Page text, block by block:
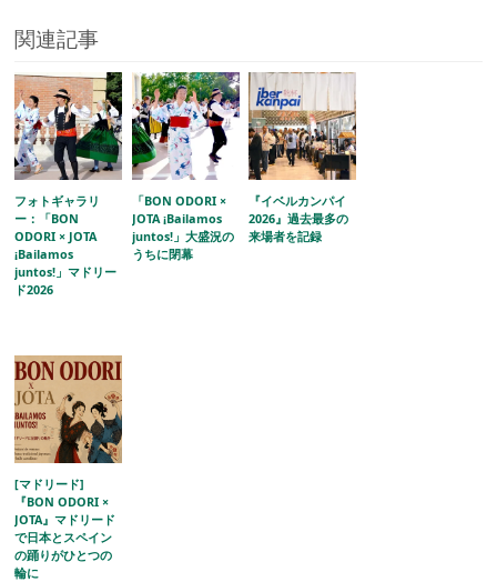
関連記事
フォトギャラリ
ー：「BON
ODORI × JOTA
¡Bailamos
juntos!」マドリー
ド2026
「BON ODORI ×
JOTA ¡Bailamos
juntos!」大盛況の
うちに閉幕
『イベルカンパイ
2026』過去最多の
来場者を記録
[マドリード]
『BON ODORI ×
JOTA』マドリード
で日本とスペイン
の踊りがひとつの
輪に